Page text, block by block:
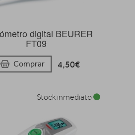
digital BEURER
FT09
Comprar 4,50€
Stock inmediato